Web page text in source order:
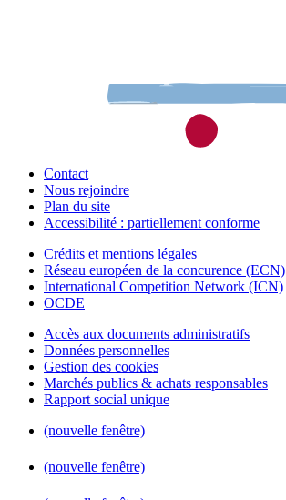
Contact
Nous rejoindre
Plan du site
Accessibilité : partiellement conforme
Crédits et mentions légales
Réseau européen de la concurence (ECN)
International Competition Network (ICN)
OCDE
Accès aux documents administratifs
Données personnelles
Gestion des cookies
Marchés publics & achats responsables
Rapport social unique
(nouvelle fenêtre)
(nouvelle fenêtre)